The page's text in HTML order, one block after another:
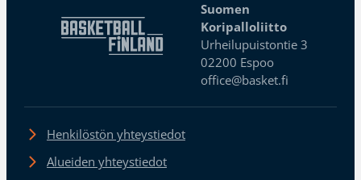
Suomen
Koripalloliitto
Urheilupuistontie 3
02200 Espoo
office@basket.fi
Henkilöstön yhteystiedot
Alueiden yhteystiedot